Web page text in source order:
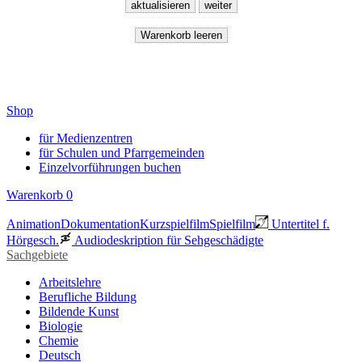
Shop
für Medienzentren
für Schulen und Pfarrgemeinden
Einzelvorführungen buchen
Warenkorb 0
AnimationDokumentationKurzspielfilmSpielfilm
Untertitel f.
Hörgesch.
Audiodeskription für Sehgeschädigte
Sachgebiete
Arbeitslehre
Berufliche Bildung
Bildende Kunst
Biologie
Chemie
Deutsch